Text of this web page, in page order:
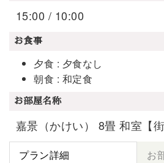
15:00 / 10:00
お食事
夕食 : 夕食なし
朝食 : 和定食
お部屋名称
嘉景（かけい） 8畳 和室【街
プラン詳細 お